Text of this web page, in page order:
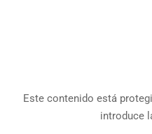
Este contenido está
introduce